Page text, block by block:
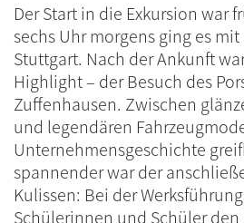
Der Start in die Exkursion war
sechs Uhr morgens ging es
Stuttgart. Nach der Ankunft
Highlight – der Besuch des
Zuffenhausen. Zwischen
und legendären
Unternehmensgeschichte
spannender war der
Kulissen: Bei der
Schülerinnen und Schüler